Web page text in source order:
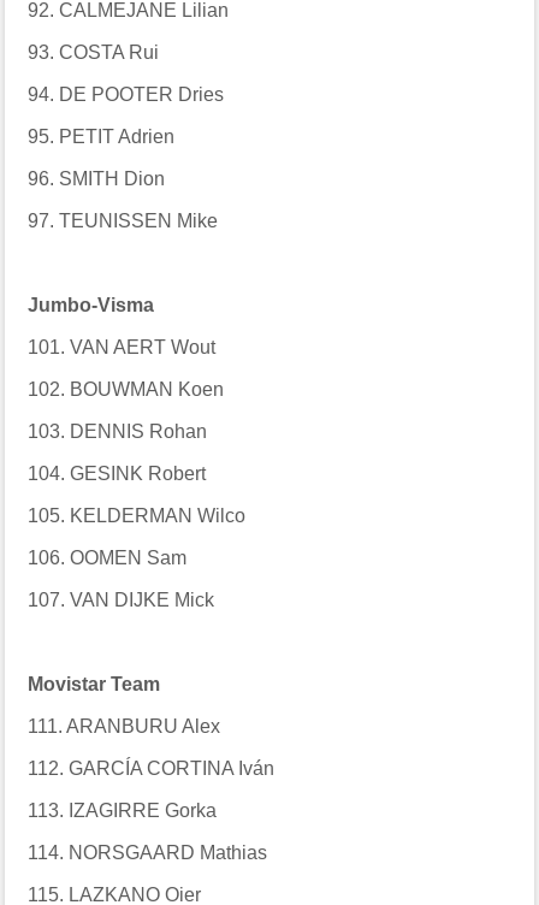
92. CALMEJANE Lilian
93. COSTA Rui
94. DE POOTER Dries
95. PETIT Adrien
96. SMITH Dion
97. TEUNISSEN Mike
Jumbo-Visma
101. VAN AERT Wout
102. BOUWMAN Koen
103. DENNIS Rohan
104. GESINK Robert
105. KELDERMAN Wilco
106. OOMEN Sam
107. VAN DIJKE Mick
Movistar Team
111. ARANBURU Alex
112. GARCÍA CORTINA Iván
113. IZAGIRRE Gorka
114. NORSGAARD Mathias
115. LAZKANO Oier